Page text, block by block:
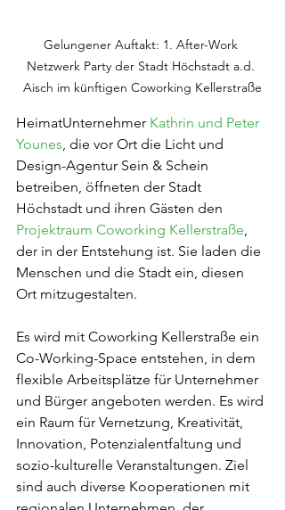
Gelungener Auftakt: 1. After-Work
Netzwerk Party der Stadt Höchstadt a.d.
Aisch im künftigen Coworking Kellerstraße
HeimatUnternehmer Kathrin und Peter
Younes, die vor Ort die Licht und
Design-Agentur Sein & Schein
betreiben, öffneten der Stadt
Höchstadt und ihren Gästen den
Projektraum Coworking Kellerstraße,
der in der Entstehung ist. Sie laden die
Menschen und die Stadt ein, diesen
Ort mitzugestalten.
Es wird mit Coworking Kellerstraße ein
Co-Working-Space entstehen, in dem
flexible Arbeitsplätze für Unternehmer
und Bürger angeboten werden. Es wird
ein Raum für Vernetzung, Kreativität,
Innovation, Potenzialentfaltung und
sozio-kulturelle Veranstaltungen. Ziel
sind auch diverse Kooperationen mit